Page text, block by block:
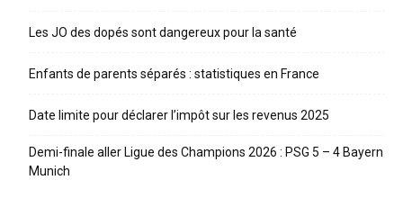
Les JO des dopés sont dangereux pour la santé
Enfants de parents séparés : statistiques en France
Date limite pour déclarer l’impôt sur les revenus 2025
Demi-finale aller Ligue des Champions 2026 : PSG 5 – 4 Bayern
Munich